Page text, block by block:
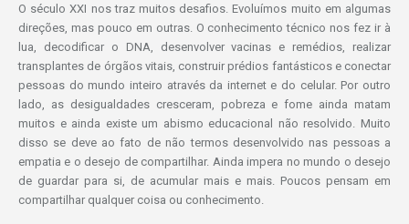
O século XXI nos traz muitos desafios. Evoluímos muito em algumas
direções, mas pouco em outras. O conhecimento técnico nos fez ir à
lua, decodificar o DNA, desenvolver vacinas e remédios, realizar
transplantes de órgãos vitais, construir prédios fantásticos e conectar
pessoas do mundo inteiro através da internet e do celular. Por outro
lado, as desigualdades cresceram, pobreza e fome ainda matam
muitos e ainda existe um abismo educacional não resolvido. Muito
disso se deve ao fato de não termos desenvolvido nas pessoas a
empatia e o desejo de compartilhar. Ainda impera no mundo o desejo
de guardar para si, de acumular mais e mais. Poucos pensam em
compartilhar qualquer coisa ou conhecimento.